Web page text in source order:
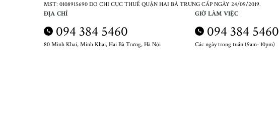
MST: 0108915690 DO CHI CỤC THUẾ QUẬN HAI BÀ TRƯNG CẤP NGÀY 24/09/2019.
ĐỊA CHỈ
094 384 5460
80 Minh Khai, Minh Khai, Hai Bà Trưng, Hà Nội
GIỜ LÀM VIỆC
094 384 5460
Các ngày trong tuần (9am- 10pm)